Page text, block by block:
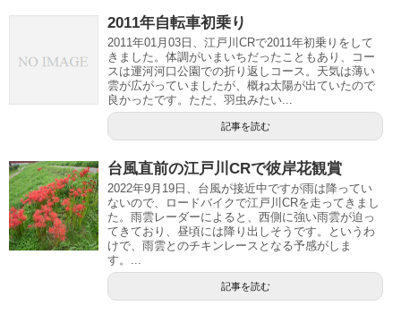
2011年自転車初乗り
2011年01月03日、江戸川CRで2011年初乗りをして
きました。体調がいまいちだったこともあり、コー
スは運河河口公園での折り返しコース。天気は薄い
雲が広がっていましたが、概ね太陽が出ていたので
良かったです。ただ、羽虫みたい...
記事を読む
台風直前の江戸川CRで彼岸花観賞
2022年9月19日、台風が接近中ですが雨は降ってい
ないので、ロードバイクで江戸川CRを走ってきまし
た。雨雲レーダーによると、西側に強い雨雲が迫っ
てきており、昼頃には降り出しそうです。というわ
けで、雨雲とのチキンレースとなる予感がしま
す。...
記事を読む